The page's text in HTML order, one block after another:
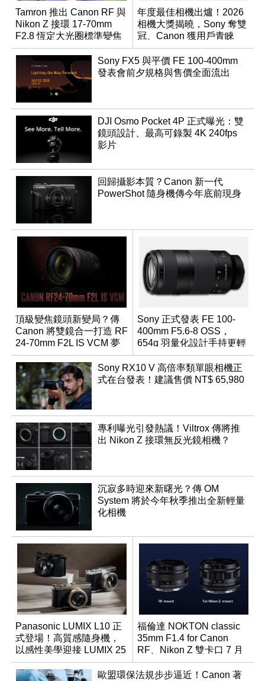
Tamron 推出 Canon RF 與
Nikon Z 接環 17-70mm
F2.8 恆定大光圈標準變焦
鏡
年度最佳相機出爐！2026
相機大獎揭曉，Sony 奪雙
冠、Canon 獲用戶青睞
Sony FX5 與平價 FE 100-400mm
發表會前夕規格與售價全面流出
DJI Osmo Pocket 4P 正式曝光：雙
鏡頭設計、最高可錄製 4K 240fps
影片
回歸攝影本質？Canon 新一代
PowerShot 隨身機傳今年底前現身
頂級變焦鏡頭新變局？傳
Canon 將雙鏡合一打造 RF
24-70mm F2L IS VCM 夢
幻規格
Sony 正式發表 FE 100-
400mm F5.6-8 OSS，
654g 羽量化設計手持更輕
鬆
Sony RX10 V 高倍率類單眼相機正
式在台發表！建議售價 NT$ 65,980
專利曝光引發熱議！Viltrox 傳將推
出 Nikon Z 接環無反光鏡相機？
沉寂多時迎來新曙光？傳 OM
System 將於今年秋季推出全新輕量
化相機
Panasonic LUMIX L10 正
式登場！高質感隨身機，
以感性美學迎接 LUMIX 25
週年
福倫達 NOKTON classic
35mm F1.4 for Canon
RF、Nikon Z 雙卡口 7 月
同步登台
歐盟環保法規步步逼近！Canon 著